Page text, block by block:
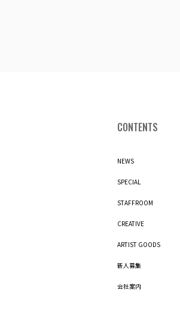
CONTENTS
NEWS
SPECIAL
STAFFROOM
CREATIVE
ARTIST GOODS
新人募集
会社案内